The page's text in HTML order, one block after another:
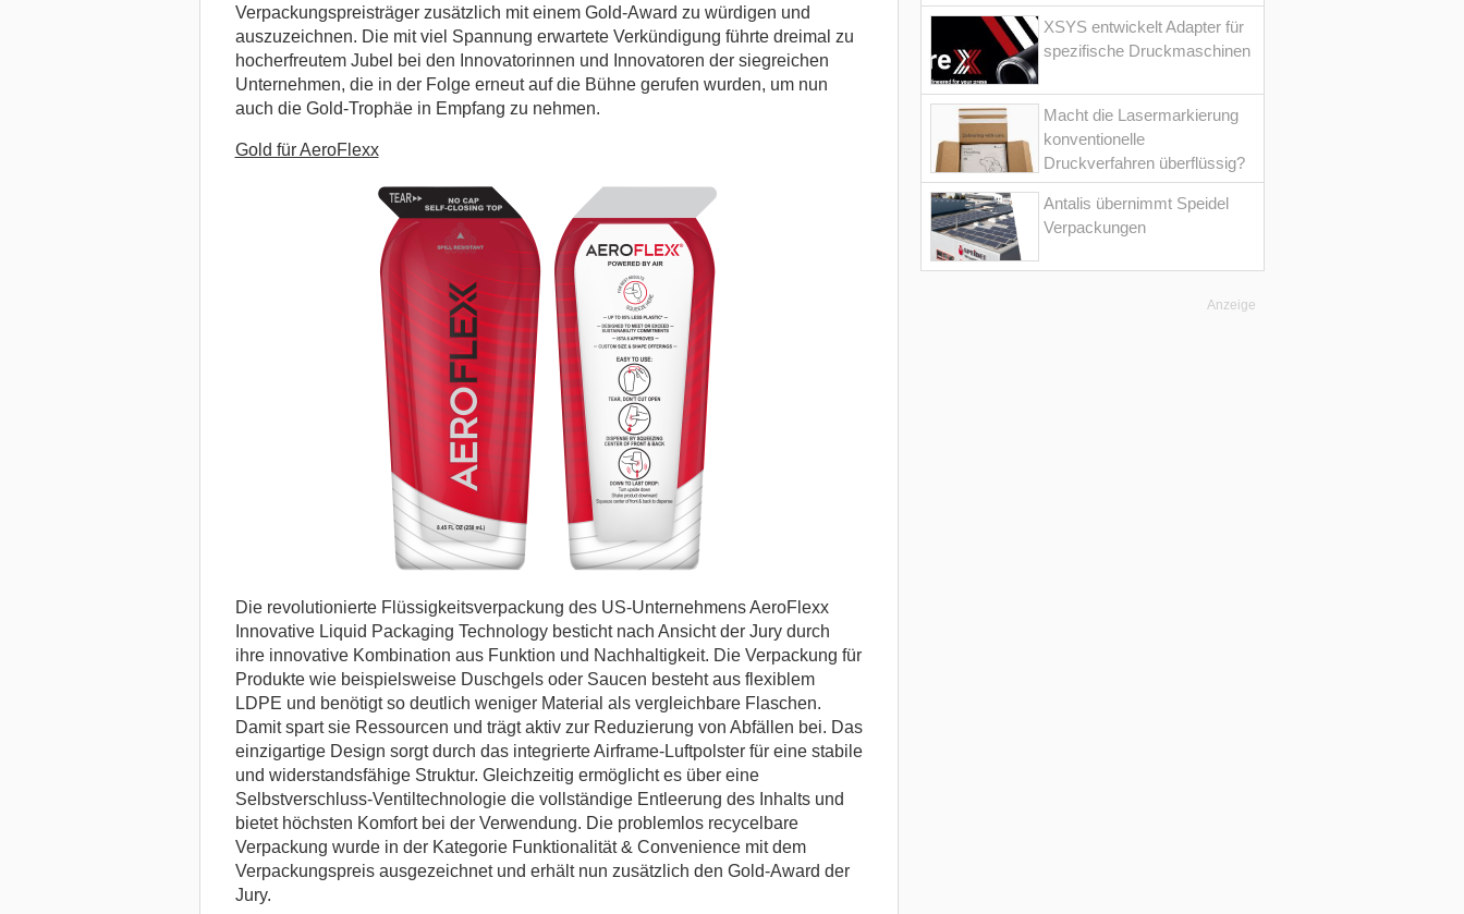
Verpackungspreisträger zusätzlich mit einem Gold-Award zu würdigen und
auszuzeichnen. Die mit viel Spannung erwartete Verkündigung führte dreimal zu
hocherfreutem Jubel bei den Innovatorinnen und Innovatoren der siegreichen
Unternehmen, die in der Folge erneut auf die Bühne gerufen wurden, um nun
auch die Gold-Trophäe in Empfang zu nehmen.
Gold für AeroFlexx
Die revolutionierte Flüssigkeitsverpackung des US-Unternehmens AeroFlexx
Innovative Liquid Packaging Technology besticht nach Ansicht der Jury durch
ihre innovative Kombination aus Funktion und Nachhaltigkeit. Die Verpackung für
Produkte wie beispielsweise Duschgels oder Saucen besteht aus flexiblem
LDPE und benötigt so deutlich weniger Material als vergleichbare Flaschen.
Damit spart sie Ressourcen und trägt aktiv zur Reduzierung von Abfällen bei. Das
einzigartige Design sorgt durch das integrierte Airframe-Luftpolster für eine stabile
und widerstandsfähige Struktur. Gleichzeitig ermöglicht es über eine
Selbstverschluss-Ventiltechnologie die vollständige Entleerung des Inhalts und
bietet höchsten Komfort bei der Verwendung. Die problemlos recycelbare
Verpackung wurde in der Kategorie Funktionalität & Convenience mit dem
Verpackungspreis ausgezeichnet und erhält nun zusätzlich den Gold-Award der
Jury.
XSYS entwickelt Adapter für
spezifische Druckmaschinen
Macht die Lasermarkierung
konventionelle
Druckverfahren überflüssig?
Antalis übernimmt Speidel
Verpackungen
Anzeige